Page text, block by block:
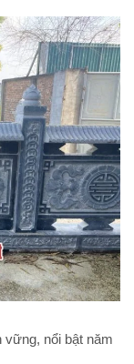
vững, nổi bật năm